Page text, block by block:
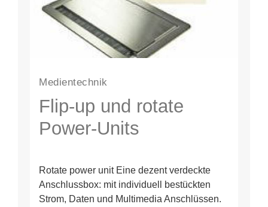
Medientechnik
Flip-up und rotate
Power-Units
Rotate power unit Eine dezent verdeckte
Anschlussbox: mit individuell bestückten
Strom, Daten und Multimedia Anschlüssen.